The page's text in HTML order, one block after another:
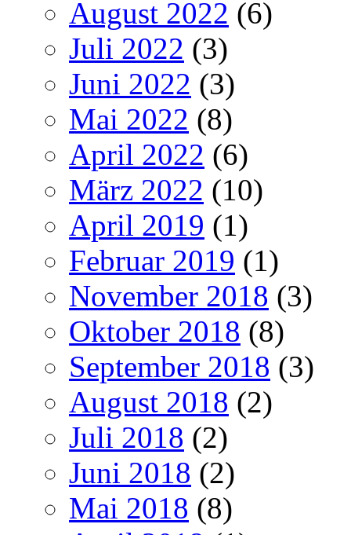
August 2022 (6)
Juli 2022 (3)
Juni 2022 (3)
Mai 2022 (8)
April 2022 (6)
März 2022 (10)
April 2019 (1)
Februar 2019 (1)
November 2018 (3)
Oktober 2018 (8)
September 2018 (3)
August 2018 (2)
Juli 2018 (2)
Juni 2018 (2)
Mai 2018 (8)